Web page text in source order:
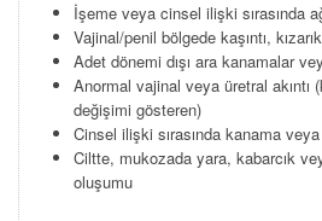
İşeme veya cinsel ilişki sırasında
Vajinal/penil bölgede kaşıntı,
Adet dönemi dışı ara kanamalar
Anormal vajinal veya üretral
değişimi gösteren)
Cinsel ilişki sırasında kanama
Ciltte, mukozada yara, kabarcık
oluşumu